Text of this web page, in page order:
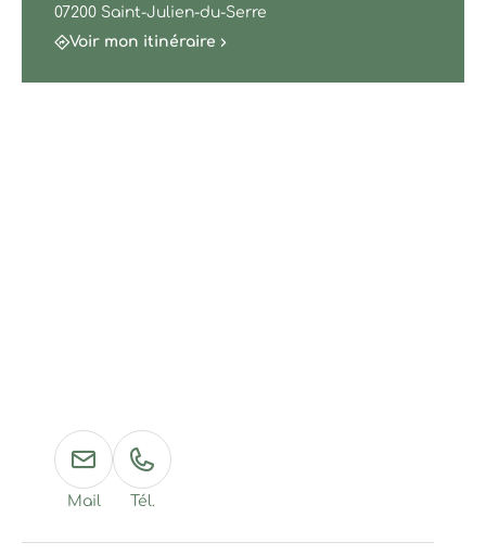
07200 Saint-Julien-du-Serre
Voir mon itinéraire
Mail Tél.